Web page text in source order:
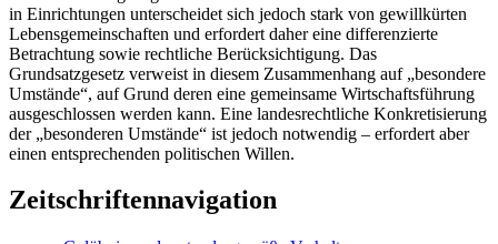
in Einrichtungen unterscheidet sich jedoch stark von gewillkürten
Lebensgemeinschaften und erfordert daher eine differenzierte
Betrachtung sowie rechtliche Berücksichtigung. Das
Grundsatzgesetz verweist in diesem Zusammenhang auf „besondere
Umstände“, auf Grund deren eine gemeinsame Wirtschaftsführung
ausgeschlossen werden kann. Eine landesrechtliche Konkretisierung
der „besonderen Umstände“ ist jedoch notwendig – erfordert aber
einen entsprechenden politischen Willen.
Zeitschriftennavigation